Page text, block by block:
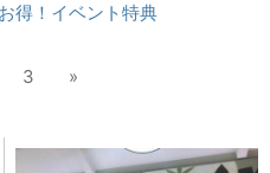
得！イベント特典
3 »